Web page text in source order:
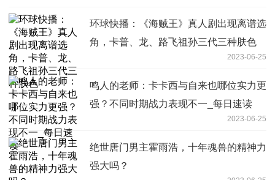
环球快播：《海贼王》真人剧出现离谱选
角，卡普、龙、路飞祖孙三代三种肤色
2023-06-25
鸣人的老师：卡卡西与自来也哪位实力更
强？不同时期战力表现不一_每日速读
2023-06-25
绝世唐门男主霍雨浩，十年魂兽的精神力
强大吗？